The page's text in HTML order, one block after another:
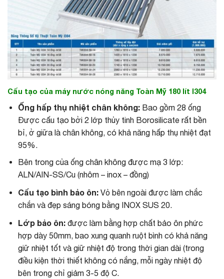
Cấu tạo của máy nước nóng năng Toàn Mỹ 180 lít I304
Ống hấp thụ nhiệt chân không:Bao gồm 28 ống
Được cấu tạo bởi 2 lớp thủy tinh Borosilicate rất bền
bỉ, ở giữa là chân không, có khả năng hấp thụ nhiệt đạt
95%.
Bên trong của ống chân không được mạ 3 lớp:
ALN/AIN-SS/Cu (nhôm – inox – đồng)
Cấu tạo bình bảo ôn:Vỏ bên ngoài được làm chắc
chắn và đẹp sáng bóng bằng INOX SUS 20.
Lớp bảo ôn:được làm bằng hợp chất bảo ôn phức
hợp dày 50mm, bao xung quanh ruột bình có khả năng
giữ nhiệt tốt và giữ nhiệt độ trong thời gian dài (trong
điều kiện thời thiết không có nắng, mỗi ngày nhiệt độ
bên trong chỉ giảm 3-5 độ C.